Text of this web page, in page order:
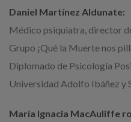
Daniel Martínez Aldunate:
Médico psiquiatra, director
Grupo ¡Qué la Muerte nos
Diplomado de Psicología
Universidad Adolfo Ibáñez y
María Ignacia MacAuliffe